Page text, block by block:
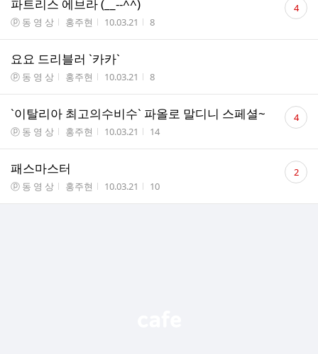
파트리스 에브라 (__--^^)
게시판명
ⓟ 동 영 상 작성자
홍주현 작성시간
10.03.21 조회수
8
글 4
요요 드리블러 `카카`
게시판명
ⓟ 동 영 상 작성자
홍주현 작성시간
10.03.21 조회수
8
`이탈리아 최고의수비수` 파올로 말디니 스페셜~
게시판명
ⓟ 동 영 상 작성자
홍주현 작성시간
10.03.21 조회수
14
댓
글 4
패스마스터
게시판명
ⓟ 동 영 상 작성자
홍주현 작성시간
10.03.21 조회수
10
댓
글 2